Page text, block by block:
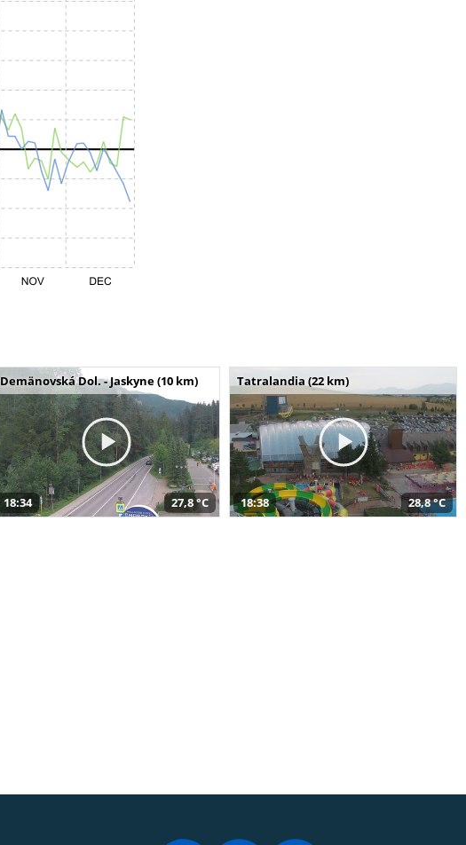
Demänovská Dol. - Jaskyne (10 km)
18:34 27,8 °C
Tatralandia (22 km)
18:38 28,8 °C